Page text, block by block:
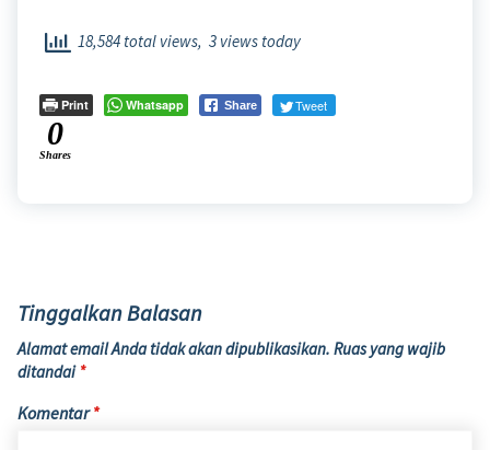
18,584 total views, 3 views today
Print Whatsapp Share Tweet
0
Shares
Tinggalkan Balasan
Alamat email Anda tidak akan dipublikasikan. Ruas yang wajib
ditandai *
Komentar*